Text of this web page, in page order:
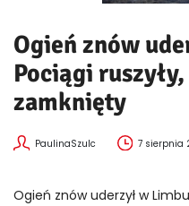
Ogień znów
Pociągi
zamknięty
PaulinaSzulc 7 sierpnia
Ogień znów uderzył w